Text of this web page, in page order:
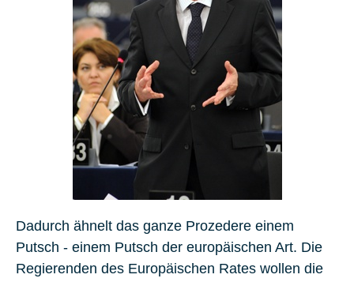
Dadurch ähnelt das ganze Prozedere einem
Putsch - einem Putsch der europäischen Art. Die
Regierenden des Europäischen Rates wollen die